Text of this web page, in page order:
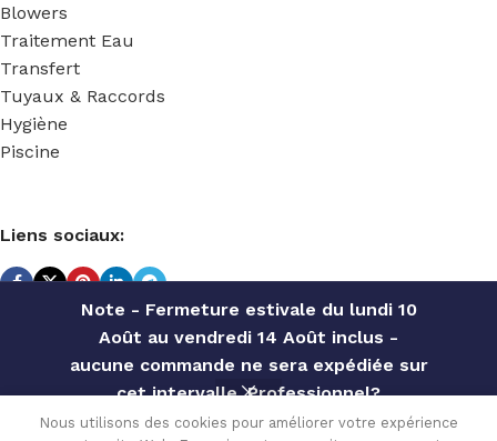
Note - Fermeture estivale du lundi 10
Août au vendredi 14 Août inclus -
aucune commande ne sera expédiée sur
cet intervalle. Professionnel?
Contactez notre service commercial
Blowers
Traitement Eau
Transfert
Tuyaux & Raccords
Hygiène
Piscine
Liens sociaux:
TECHNIDOSE 2022 Réalisé parACS INFORMATIQUE
Nous utilisons des cookies pour améliorer votre expérience
FILTRE
A